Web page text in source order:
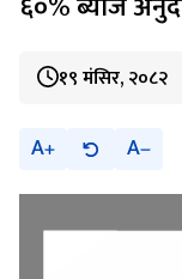
१९ मंसिर, २०८२
A A